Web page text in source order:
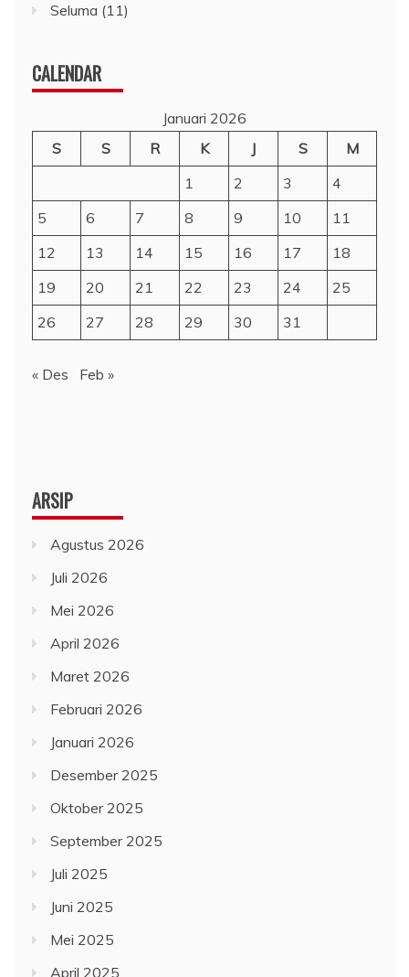
Seluma (11)
CALENDAR
Januari 2026
S
S R K J S
M
1
2 3
4
5
6 7 8 9 10
11
12
13 14 15 16 17
18
19
20 21 22 23 24
25
26
27 28 29 30 31
« Des Feb »
ARSIP
Agustus 2026
Juli 2026
Mei 2026
April 2026
Maret 2026
Februari 2026
Januari 2026
Desember 2025
Oktober 2025
September 2025
Juli 2025
Juni 2025
Mei 2025
April 2025